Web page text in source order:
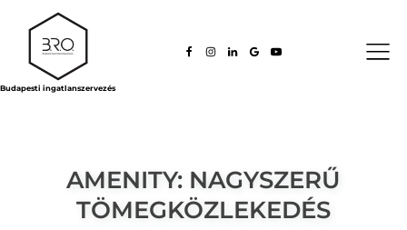
Budapesti ingatlanszervezés
AMENITY: NAGYSZERŰ
TÖMEGKÖZLEKEDÉS